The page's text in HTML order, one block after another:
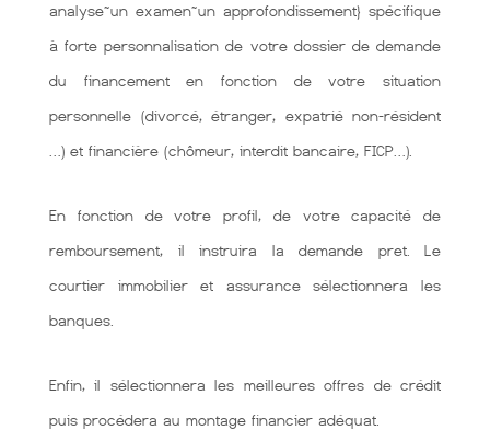
analyse~un examen~un approfondissement} spécifique
à forte personnalisation de votre dossier de demande
du financement en fonction de votre situation
personnelle (divorcé, étranger, expatrié non-résident
…) et financière (chômeur, interdit bancaire, FICP…).
En fonction de votre profil, de votre capacité de
remboursement, il instruira la demande pret. Le
courtier immobilier et assurance sélectionnera les
banques.
Enfin, il sélectionnera les meilleures offres de crédit
puis procédera au montage financier adéquat.